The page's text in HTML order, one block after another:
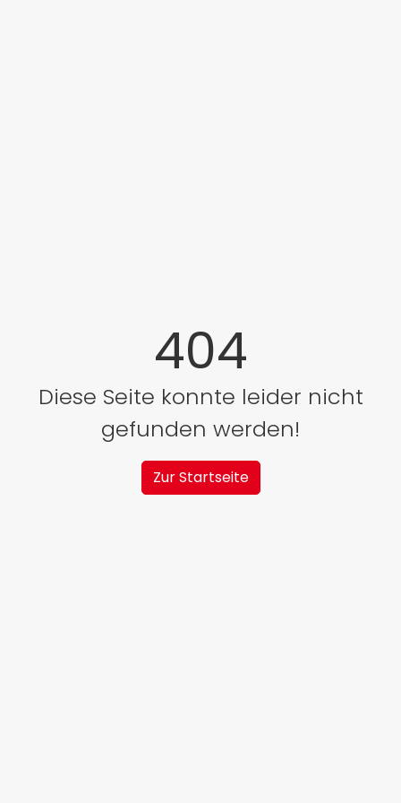
404
Diese Seite konnte leider nicht
gefunden werden!
Zur Startseite